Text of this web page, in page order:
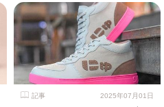
記事 2025年07月01日